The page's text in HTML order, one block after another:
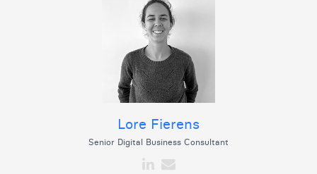
Lore Fierens
Senior Digital Business Consultant